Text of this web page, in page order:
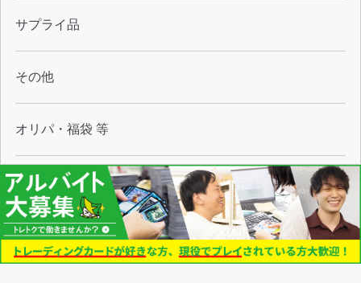
サプライ品
その他
オリパ・福袋 等